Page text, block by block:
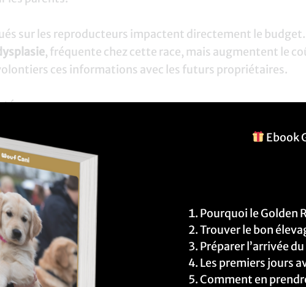
sur les reproducteurs impactent directement le budget.
, fréquente chez cette race, mais augmentent le
ces informations avec les futurs propriétaires.
généralement des chiots Golden Retriever entre
les premiers vaccins et la puce électronique. Le coût d’un
et ses origines.
Type de chien
Chiot
800€ –
vaccins
Ebook
Pourquoi le Golden
Trouver le bon
Préparer l’arrivée
Les premiers jours
Comment en